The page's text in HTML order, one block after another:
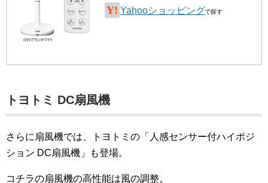
Yahooショッピング
トヨトミ DC扇風機
さらに扇風機では、トヨトミの「人感センサー付ハイポジ
ション DC扇風機」も登場。
コチラの扇風機の高性能は風の調整。